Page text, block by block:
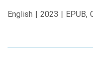
English | 2023 | EPUB,